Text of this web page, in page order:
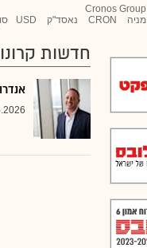
Cronos Group
מניה
CRON נאסד"ק USD
חדשות